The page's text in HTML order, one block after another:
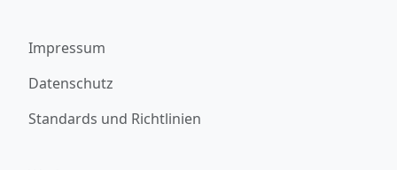
Impressum
Datenschutz
Standards und Richtlinien